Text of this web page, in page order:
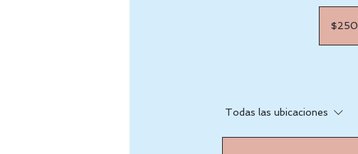
mexicanos
$250
Todas las ubicaciones